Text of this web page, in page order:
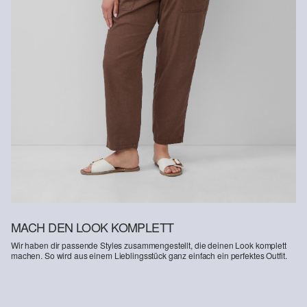
Erhalt der Ware an uns zurückschicken. Fashion Card und VIP
Kunden haben nach Erhalt der Ware 30 Tage Zeit, um ihre Artikel
an uns zurückzusenden.
Weitere Informationen sind unserer „ Hilfe & FAQ
Deine Retoure kannst du HIER online anmelden.
MACH DEN LOOK KOMPLETT
Wir haben dir passende Styles zusammengestellt, die deinen Look komplett
machen. So wird aus einem Lieblingsstück ganz einfach ein perfektes Outfit.